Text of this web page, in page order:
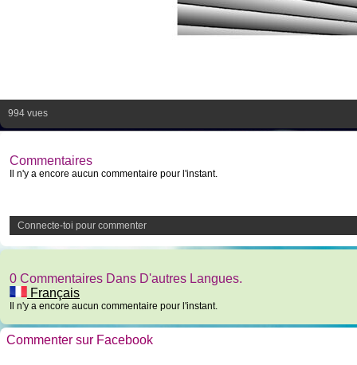
994 vues
Commentaires
Il n'y a encore aucun commentaire pour l'instant.
Connecte-toi pour commenter
0 Commentaires Dans D'autres Langues.
Français
Il n'y a encore aucun commentaire pour l'instant.
Commenter sur Facebook